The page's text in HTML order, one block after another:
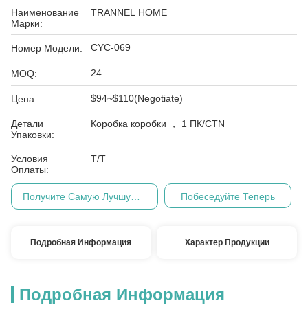
Наименование
Марки:
TRANNEL HOME
Номер Модели: CYC-069
MOQ: 24
Цена: $94~$110(Negotiate)
Детали
Упаковки:
Коробка коробки ， 1 ПК/CTN
Условия
Оплаты:
Т/Т
Побеседуйте Теперь
Подробная Информация Характер Продукции
Подробная Информация